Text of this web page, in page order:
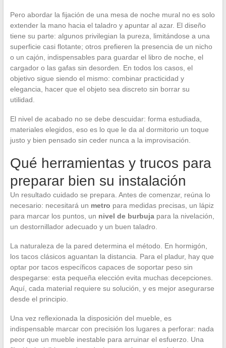
Pero abordar la fijación de una mesa de noche mural no es solo
extender la mano hacia el taladro y apuntar al azar. El diseño
tiene su parte: algunos privilegian la pureza, limitándose a una
superficie casi flotante; otros prefieren la presencia de un nicho
o un cajón, indispensables para guardar el libro de noche, el
cargador o las gafas sin desorden. En todos los casos, el
objetivo sigue siendo el mismo: combinar practicidad y
elegancia, hacer que el objeto sea discreto sin borrar su
utilidad.
El nivel de acabado no se debe descuidar: forma estudiada,
materiales elegidos, eso es lo que le da al dormitorio un toque
justo y bien pensado sin ceder nunca a la improvisación.
Qué herramientas y trucos para
preparar bien su instalación
Un resultado cuidado se prepara. Antes de comenzar, reúna lo
necesario: necesitará un metro para medidas precisas, un lápiz
para marcar los puntos, un nivel de burbujapara la nivelación,
un destornillador adecuado y un buen taladro.
La naturaleza de la pared determina el método. En hormigón,
los tacos clásicos aguantan la distancia. Para el pladur, hay que
optar por tacos específicos capaces de soportar peso sin
despegarse: esta pequeña elección evita muchas decepciones.
Aquí, cada material requiere su solución, y es mejor asegurarse
desde el principio.
Una vez reflexionada la disposición del mueble, es
indispensable marcar con precisión los lugares a perforar: nada
peor que un mueble inestable para arruinar el esfuerzo. Una